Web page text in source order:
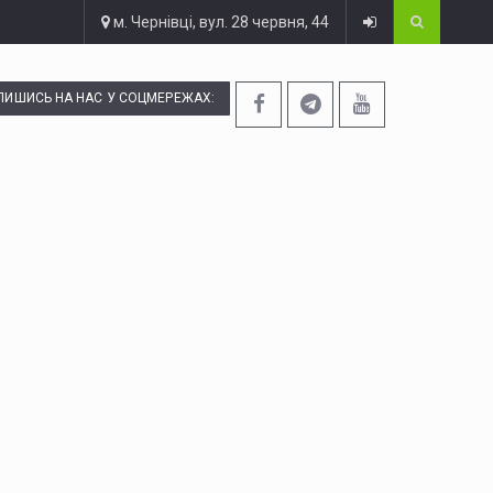
м. Чернівці, вул. 28 червня, 44
НА НАС У СОЦМЕРЕЖАХ: